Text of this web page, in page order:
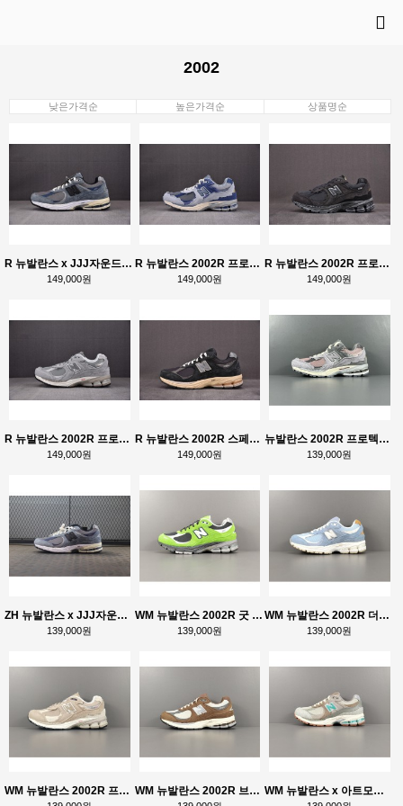
2002
낮은가격순 높은가격순 상품명순
R 뉴발란스 x JJJ자운드 2002R 스톰 블루 M2002RU2
149,000원
R 뉴발란스 2002R 프로텍션 팩 퍼플 M2002RDI
149,000원
R 뉴발란스 2002R 프로텍션 팩 팬텀 M2002RDB
149,000원
R 뉴발란스 2002R 프로텍션 팩 그레이 M2002RDM
149,000원
R 뉴발란스 2002R 스페셜 빈티지 네이비 M2002RHO
149,000원
뉴발란스 2002R 프로텍션 팩 징크 에펠탑 M2002RDY
139,000원
ZH 뉴발란스 x JJJ자운드 2002R 스톰 블루 M2002RU2
139,000원
WM 뉴발란스 2002R 굿 바이브 팩 그린 M2002RGZ
139,000원
WM 뉴발란스 2002R 더스크 블루 M2002RSD
139,000원
WM 뉴발란스 2002R 프로텍션 팩 드리프트우드 M2002RDL WM 뉴발란스 2002R 브라운 크림 M2002RHS WM 뉴발란스 x 아트모스 2002R 베이지 그레이 M2002RAM